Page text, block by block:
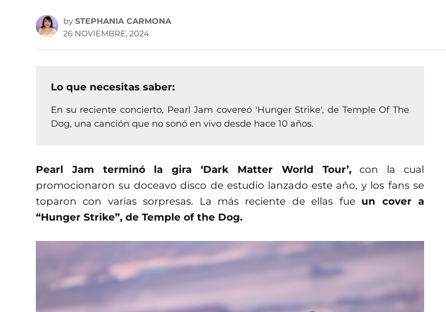
by STEPHANIA CARMONA
26 NOVIEMBRE, 2024
Lo que necesitas saber:
En su reciente concierto, Pearl Jam covereó 'Hunger Strike', de Temple Of The
Dog, una canción que no sonó en vivo desde hace 10 años.
Pearl Jam terminó la gira ‘Dark Matter World Tour’,con la cual
promocionaron su doceavo disco de estudio lanzado este año, y los fans se
toparon con varias sorpresas. La más reciente de ellas fue un cover a
“Hunger Strike”, de Temple of the Dog.